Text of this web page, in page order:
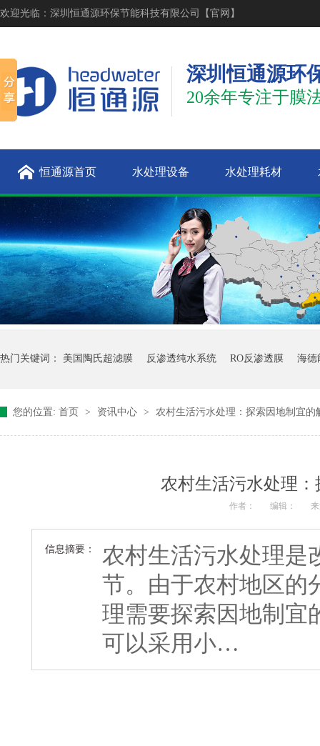
欢迎光临：深圳恒通源环保节能科技有限公司【官网】
深圳恒通源环
20余年专注于膜
恒通源首页 水处理设备 水处理耗材
热门关键词： 美国陶氏超滤膜 反渗透纯水系统 RO反渗透膜 海德
您的位置: 首页 > 资讯中心 > 农村生活污水处理：探索因地制宜的
农村生活污水处理
作者： 编辑：
信息摘要：
农村生活污水处理是
节。由于农村地区的
理需要探索因地制宜
可以采用小…